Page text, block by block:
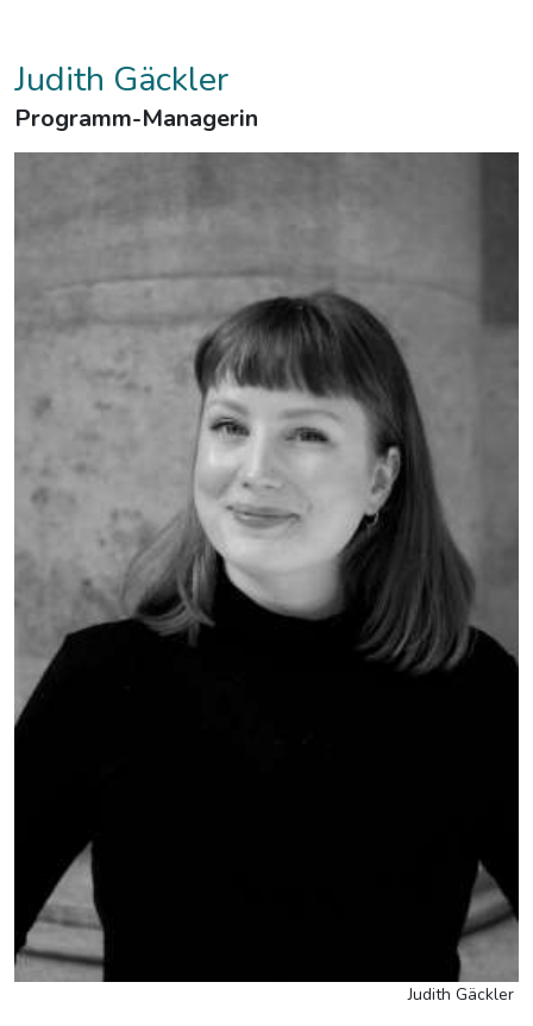
Judith Gäckler
Programm-Managerin
Judith Gäckler